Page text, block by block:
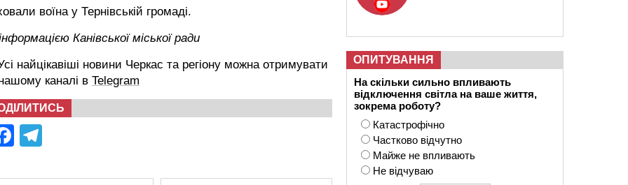
воїна у Тернівській громаді.
Канівської міської ради
найцікавіші новини Черкас та регіону можна отримувати
каналі в Telegram
Facebook
ОПИТУВАННЯ
На скільки сильно впливають
відключення світла на ваше життя,
зокрема роботу?
Катастрофічно
Частково відчутно
Майже не впливають
Не відчуваю